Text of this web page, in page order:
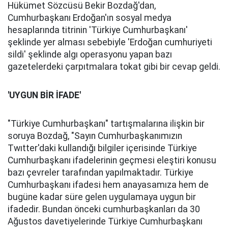
Hükümet Sözcüsü Bekir Bozdağ'dan,
Cumhurbaşkanı Erdoğan'ın sosyal medya
hesaplarında titrinin 'Türkiye Cumhurbaşkanı'
şeklinde yer alması sebebiyle 'Erdoğan cumhuriyeti
sildi' şeklinde algı operasyonu yapan bazı
gazetelerdeki çarpıtmalara tokat gibi bir cevap geldi.
'UYGUN BİR İFADE'
"Türkiye Cumhurbaşkanı" tartışmalarına ilişkin bir
soruya Bozdağ, "Sayın Cumhurbaşkanımızın
Twıtter'daki kullandığı bilgiler içerisinde Türkiye
Cumhurbaşkanı ifadelerinin geçmesi eleştiri konusu
bazı çevreler tarafından yapılmaktadır. Türkiye
Cumhurbaşkanı ifadesi hem anayasamıza hem de
bugüne kadar süre gelen uygulamaya uygun bir
ifadedir. Bundan önceki cumhurbaşkanları da 30
Ağustos davetiyelerinde Türkiye Cumhurbaşkanı